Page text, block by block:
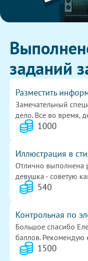
заданий
Разместить
Замечательный
дело. Все во время,
больше, чем я
1000
Иллюстрация в
Отлично выполнена
девушка - советую
человека)
540
Контрольная по
Большое спасибо
баллов. Рекомендую
исполнителя.
1500